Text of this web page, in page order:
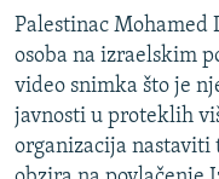
pretragu
VIDEO
FOTOGALERIJE
INFOGRAFIKE
PODCASTI
RAT U UKRAJINI
KINA NA BALKANU
RSE PRIČE IZ SVIJETA
Palestinac Mohamed
osoba na izraelskim
video snimka što je
javnosti u proteklih
organizacija nastaviti